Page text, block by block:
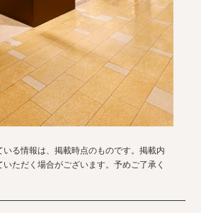
る情報は、掲載時点のものです。掲載内
ただく場合がございます。予めご了承く